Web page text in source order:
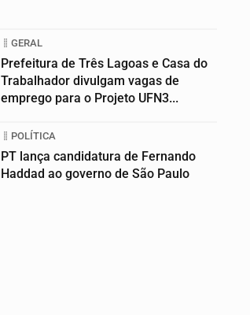
GERAL
Prefeitura de Três Lagoas e Casa do
Trabalhador divulgam vagas de
emprego para o Projeto UFN3...
POLÍTICA
PT lança candidatura de Fernando
Haddad ao governo de São Paulo